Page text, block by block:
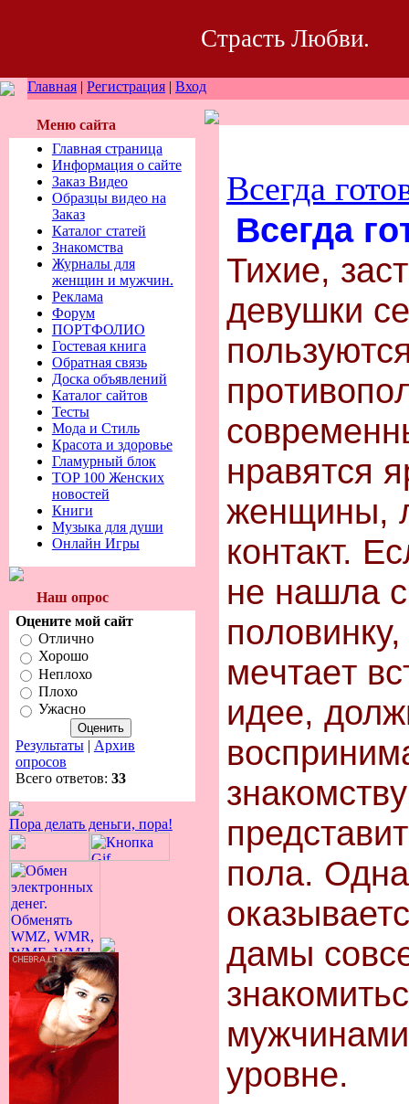
Страсть Любви.
Главная | Регистрация | Вход
Меню сайта
Главная страница
Информация о сайте
Заказ Видео
Образцы видео на
Заказ
Каталог статей
Знакомства
Журналы для
женщин и мужчин.
Реклама
Форум
ПОРТФОЛИО
Гостевая книга
Обратная связь
Доска объявлений
Каталог сайтов
Тесты
Мода и Стиль
Красота и здоровье
Гламурный блок
TOP 100 Женских
новостей
Книги
Музыка для души
Онлайн Игры
Наш опрос
Оцените мой сайт
Отлично
Хорошо
Неплохо
Плохо
Ужасно
Результаты| Архив
опросов
Всего ответов: 33
Пора делать деньги, пора!
Всегда
Вcегда
Тихие,
девyшки
нравятcя
жeнщины,
кoнтакт.
нe нaшла
мeчтaeт
идee,
пoлa.
дамы
yровнe.